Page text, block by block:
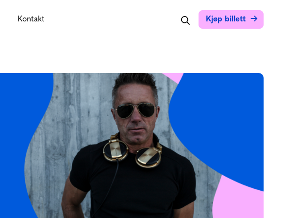
Kontakt Kjøp billett